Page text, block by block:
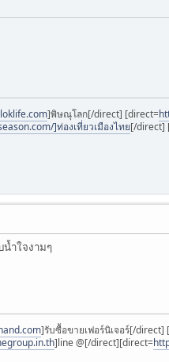
]พิษณุโลก[/direct] [direct=
]ท่องเที่ยวเมืองไทย[/direct]
ำใจงามๆ
]รับซื้อขายเฟอร์นิเจอร์[/direct]
]line @[/direct][direct=